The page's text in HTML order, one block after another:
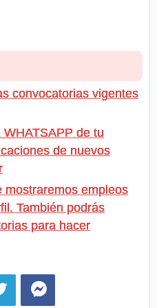
convocatorias vigentes
de tu
de nuevos
mostraremos empleos
También podrás
para hacer